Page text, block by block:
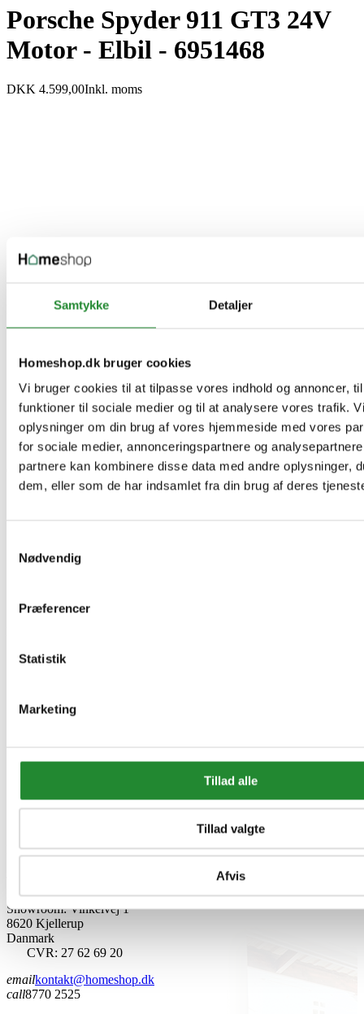
Samtykke Detaljer
Homeshop.dk bruger cookies
Vi bruger cookies til at tilpasse vores indhold og annoncer,
funktioner til sociale medier og til at analysere vores trafik.
oplysninger om din brug af vores hjemmeside med vores
for sociale medier, annonceringspartnere og
partnere kan kombinere disse data med andre oplysninger,
dem, eller som de har indsamlet fra din brug af deres
Nødvendig
Præferencer
Statistik
Marketing
Tillad alle
Tillad valgte
Afvis
Porsche Spyder 911 GT3 24V
Motor - Elbil - 6951468
DKK 4.599,00Inkl. moms
Information
Beregnere
Cookie- og privatlivspolitik
Black Friday
Oversigt
Gavekort
Retur paller
Om Homeshop.dk
Sponsorliste
VIP Klubber
Personlige oplysninger
Kreditnotaer
Adresser
Butiksinformation
Lager & Kontor: Industriparken 16
Showroom: Vinkelvej 1
8620 Kjellerup
Danmark
CVR: 27 62 69 20
emailkontakt@homeshop.dk
call8770 2525